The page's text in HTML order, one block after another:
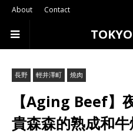
About Contact
長野 輕井澤町 燒肉
【Aging Beef
貴森森的熟成和